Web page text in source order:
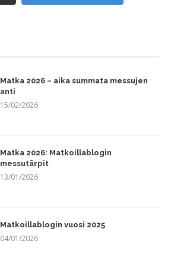
Matka 2026 – aika summata messujen
anti
15/02/2026
Matka 2026: Matkoillablogin
messutärpit
13/01/2026
Matkoillablogin vuosi 2025
04/01/2026